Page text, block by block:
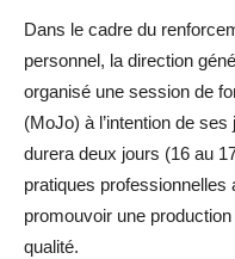
Dans le cadre du
personnel, la direction
organisé une session de
(MoJo) à l’intention de
durera deux jours (16 au
pratiques
promouvoir une
qualité.